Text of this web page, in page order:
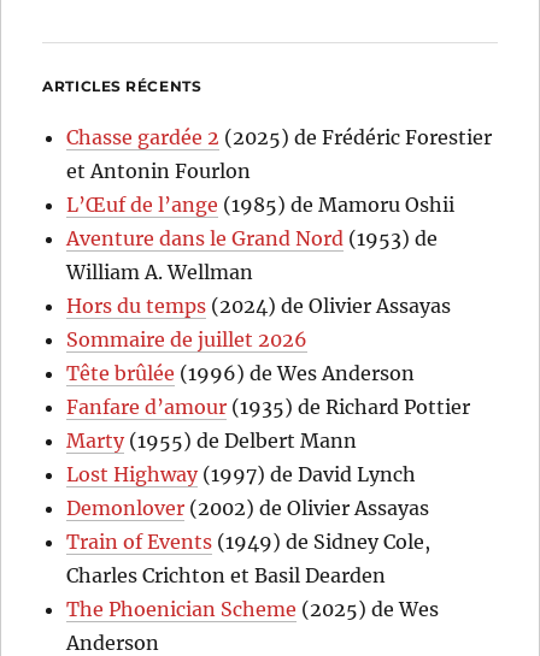
ARTICLES RÉCENTS
Chasse gardée 2 (2025) de Frédéric Forestier
et Antonin Fourlon
L’Œuf de l’ange (1985) de Mamoru Oshii
Aventure dans le Grand Nord (1953) de
William A. Wellman
Hors du temps (2024) de Olivier Assayas
Sommaire de juillet 2026
Tête brûlée (1996) de Wes Anderson
Fanfare d’amour (1935) de Richard Pottier
Marty(1955) de Delbert Mann
Lost Highway(1997) de David Lynch
Demonlover (2002) de Olivier Assayas
Train of Events (1949) de Sidney Cole,
Charles Crichton et Basil Dearden
The Phoenician Scheme (2025) de Wes
Anderson